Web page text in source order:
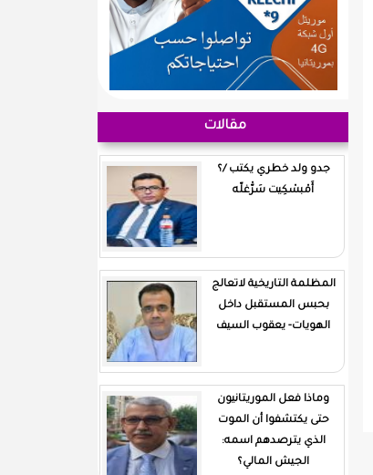
مقالات
جدو ولد خطري يكتب /؟
أَمْبسْكِيت سَرّْغلّه
المظلمة التاريخية لاتعالج
بحبس المستقبل داخل
الهويات- يعقوب السيف
وماذا فعل الموريتانيون
حتى يكتشفوا أن الموت
الذي يترصدهم اسمه:
الجيش المالي؟